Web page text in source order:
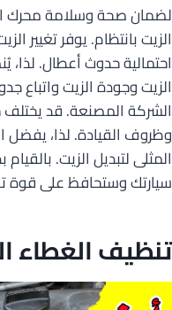
لضمان صحة وسلامة محرك
الزيت بانتظام. يوفر تغيير
احتمالية حدوث أعطال.
الزيت وجودة الزيت واتباع
الشركة المصنعة. قد يختلف
وظروف القيادة. لذا، يفضل
المثلى لتبديل الزيت.
سيارتك وستحافظ على قوة
تنظيف الغطاء